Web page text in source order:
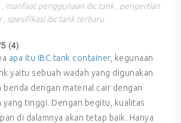
manfaat penggunaan ibc tank
pengertian
spesifikasi ibc tank terbaru
(4)
apa itu IBC tank container, kegunaan
yaitu sebuah wadah yang digunakan
benda dengan material cair dengan
yang tinggi. Dengan begitu, kualitas
di dalamnya akan tetap baik. Hanya